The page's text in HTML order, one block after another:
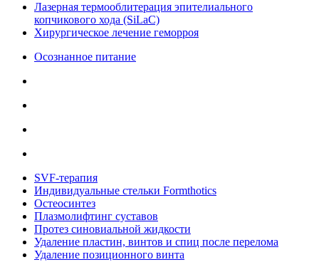
Лазерная термооблитерация эпителиального
копчикового хода (SiLaC)
Хирургическое лечение геморроя
Осознанное питание
SVF-терапия
Индивидуальные стельки Formthotics
Остеосинтез
Плазмолифтинг суставов
Протез синовиальной жидкости
Удаление пластин, винтов и спиц после перелома
Удаление позиционного винта